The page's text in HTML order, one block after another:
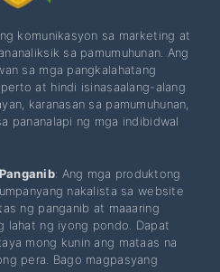
komunikasyon sa marketing at
sa pamumuhunan. Ang
sa mga pangkalahatang
at hindi isinasaalang-alang
karanasan sa pamumuhunan,
pananalapi ng mga indibidwal
: Ang mga produktong
nakalista sa website
ng panganib at maaaring
lahat ng iyong pondo. Dapat
mong kunin ang mataas na
pera. Bago magpasyang